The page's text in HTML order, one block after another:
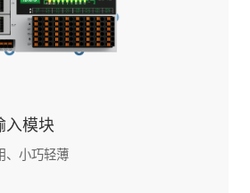
入模块
、小巧轻薄